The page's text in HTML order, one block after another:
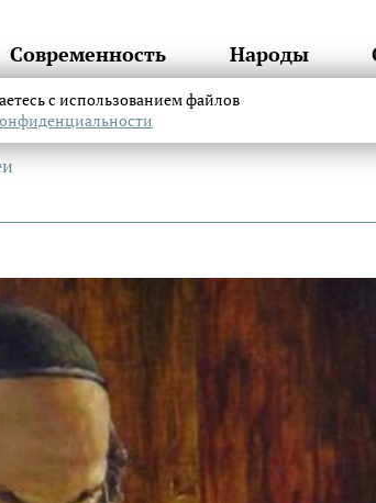
Современность Народы
с использованием файлов